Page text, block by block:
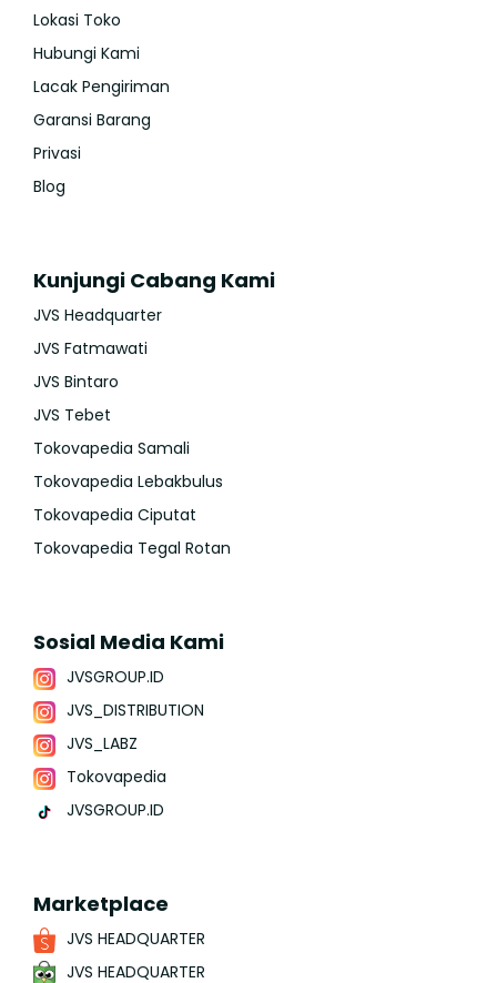
Lokasi Toko
Hubungi Kami
Lacak Pengiriman
Garansi Barang
Privasi
Blog
Kunjungi Cabang Kami
JVS Headquarter
JVS Fatmawati
JVS Bintaro
JVS Tebet
Tokovapedia Samali
Tokovapedia Lebakbulus
Tokovapedia Ciputat
Tokovapedia Tegal Rotan
Sosial Media Kami
JVSGROUP.ID
JVS_DISTRIBUTION
JVS_LABZ
Tokovapedia
JVSGROUP.ID
Marketplace
JVS HEADQUARTER
JVS HEADQUARTER